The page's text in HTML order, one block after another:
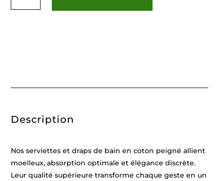
100
Description
Nos serviettes et draps de bain en coton peigné allient
moelleux, absorption optimale et élégance discrète.
Leur qualité supérieure transforme chaque geste en un